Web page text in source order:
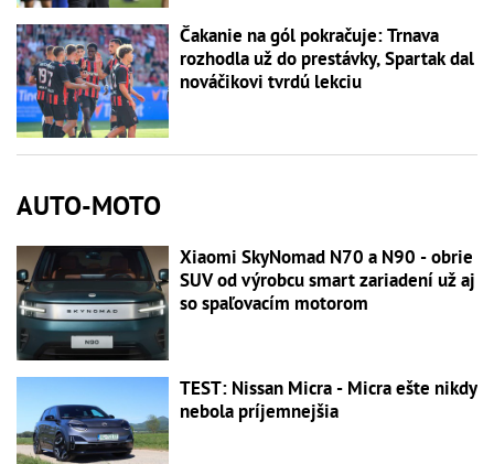
Čakanie na gól pokračuje: Trnava
rozhodla už do prestávky, Spartak dal
nováčikovi tvrdú lekciu
AUTO-MOTO
Xiaomi SkyNomad N70 a N90 - obrie
SUV od výrobcu smart zariadení už aj
so spaľovacím motorom
TEST: Nissan Micra - Micra ešte nikdy
nebola príjemnejšia